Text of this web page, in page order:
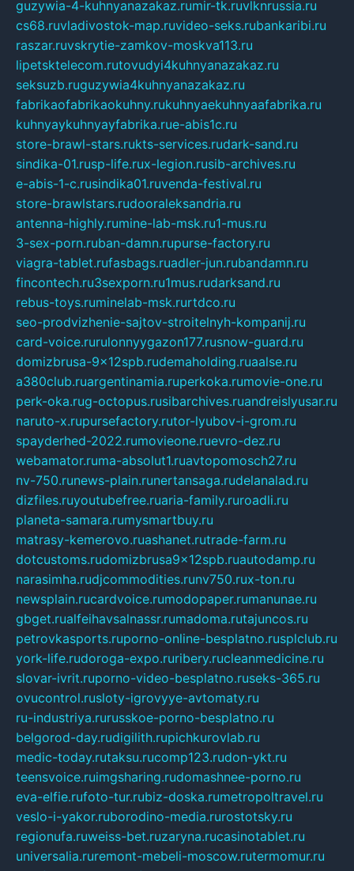
guzywia-4-kuhnyanazakaz.rumir-tk.ruvlknrussia.ru
cs68.ruvladivostok-map.ruvideo-seks.rubankaribi.ru
raszar.ruvskrytie-zamkov-moskva113.ru
lipetsktelecom.rutovudyi4kuhnyanazakaz.ru
seksuzb.ruguzywia4kuhnyanazakaz.ru
fabrikaofabrikaokuhny.rukuhnyaekuhnyaafabrika.ru
kuhnyaykuhnyayfabrika.rue-abis1c.ru
store-brawl-stars.rukts-services.rudark-sand.ru
sindika-01.rusp-life.rux-legion.rusib-archives.ru
e-abis-1-c.rusindika01.ruvenda-festival.ru
store-brawlstars.rudooraleksandria.ru
antenna-highly.rumine-lab-msk.ru1-mus.ru
3-sex-porn.ruban-damn.rupurse-factory.ru
viagra-tablet.rufasbags.ruadler-jun.rubandamn.ru
fincontech.ru3sexporn.ru1mus.rudarksand.ru
rebus-toys.ruminelab-msk.rurtdco.ru
seo-prodvizhenie-sajtov-stroitelnyh-kompanij.ru
card-voice.rurulonnyygazon177.rusnow-guard.ru
domizbrusa-9x12spb.rudemaholding.ruaalse.ru
a380club.ruargentinamia.ruperkoka.rumovie-one.ru
perk-oka.rug-octopus.rusibarchives.ruandreislyusar.ru
naruto-x.rupursefactory.rutor-lyubov-i-grom.ru
spayderhed-2022.rumovieone.ruevro-dez.ru
webamator.ruma-absolut1.ruavtopomosch27.ru
nv-750.runews-plain.runertansaga.rudelanalad.ru
dizfiles.ruyoutubefree.ruaria-family.ruroadli.ru
planeta-samara.rumysmartbuy.ru
matrasy-kemerovo.ruashanet.rutrade-farm.ru
dotcustoms.rudomizbrusa9x12spb.ruautodamp.ru
narasimha.rudjcommodities.runv750.rux-ton.ru
newsplain.rucardvoice.rumodopaper.rumanunae.ru
gbget.rualfeihavsalnassr.rumadoma.rutajuncos.ru
petrovkasports.ruporno-online-besplatno.rusplclub.ru
york-life.rudoroga-expo.ruribery.rucleanmedicine.ru
slovar-ivrit.ruporno-video-besplatno.ruseks-365.ru
ovucontrol.rusloty-igrovyye-avtomaty.ru
ru-industriya.rurusskoe-porno-besplatno.ru
belgorod-day.rudigilith.rupichkurovlab.ru
medic-today.rutaksu.rucomp123.rudon-ykt.ru
teensvoice.ruimgsharing.rudomashnee-porno.ru
eva-elfie.rufoto-tur.rubiz-doska.rumetropoltravel.ru
veslo-i-yakor.ruborodino-media.rurostotsky.ru
regionufa.ruweiss-bet.ruzaryna.rucasinotablet.ru
universalia.ruremont-mebeli-moscow.rutermomur.ru